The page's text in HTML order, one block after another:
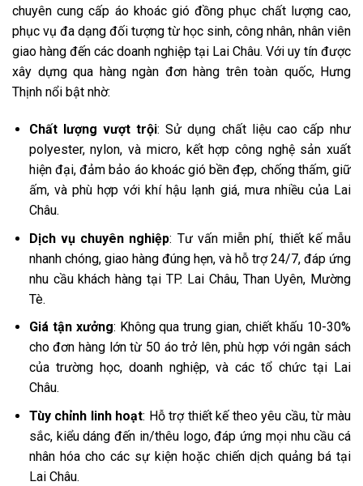
chuyên cung cấp áo khoác gió đồng phục chất lượng cao,
phục vụ đa dạng đối tượng từ học sinh, công nhân, nhân viên
giao hàng đến các doanh nghiệp tại Lai Châu. Với uy tín được
xây dựng qua hàng ngàn đơn hàng trên toàn quốc, Hưng
Thịnh nổi bật nhờ:
Chất lượng vượt trội: Sử dụng chất liệu cao cấp như
polyester, nylon, và micro, kết hợp công nghệ sản xuất
hiện đại, đảm bảo áo khoác gió bền đẹp, chống thấm, giữ
ấm, và phù hợp với khí hậu lạnh giá, mưa nhiều của Lai
Châu.
Dịch vụ chuyên nghiệp: Tư vấn miễn phí, thiết kế mẫu
nhanh chóng, giao hàng đúng hẹn, và hỗ trợ 24/7, đáp ứng
nhu cầu khách hàng tại TP. Lai Châu, Than Uyên, Mường
Tè.
Giá tận xưởng: Không qua trung gian, chiết khấu 10-30%
cho đơn hàng lớn từ 50 áo trở lên, phù hợp với ngân sách
của trường học, doanh nghiệp, và các tổ chức tại Lai
Châu.
Tùy chỉnh linh hoạt: Hỗ trợ thiết kế theo yêu cầu, từ màu
sắc, kiểu dáng đến in/thêu logo, đáp ứng mọi nhu cầu cá
nhân hóa cho các sự kiện hoặc chiến dịch quảng bá tại
Lai Châu.